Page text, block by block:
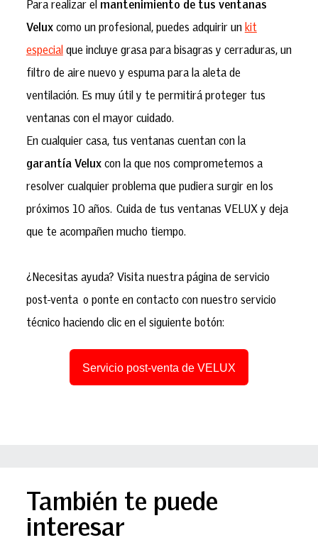
Para realizar el mantenimiento de tus ventanas
Veluxcomo un profesional, puedes adquirir un kit
especial que incluye grasa para bisagras y cerraduras, un
filtro de aire nuevo y espuma para la aleta de
ventilación. Es muy útil y te permitirá proteger tus
ventanas con el mayor cuidado.
En cualquier casa, tus ventanas cuentan con la
garantía Veluxcon la que nos comprometemos a
resolver cualquier problema que pudiera surgir en los
próximos 10 años. Cuida de tus ventanas VELUX y deja
que te acompañen mucho tiempo.
¿Necesitas ayuda? Visita nuestra página de servicio
post-venta o ponte en contacto con nuestro servicio
técnico haciendo clic en el siguiente botón:
Servicio post-venta de VELUX
También te puede
interesar